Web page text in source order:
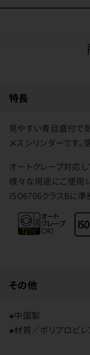
特長
見やすい青目盛付で
メスシリンダーです。
オートクレーブ対応し
様々な用途にご使用
ISO6706クラスBに準
その他
●中国製
●材質／ポリプロピ